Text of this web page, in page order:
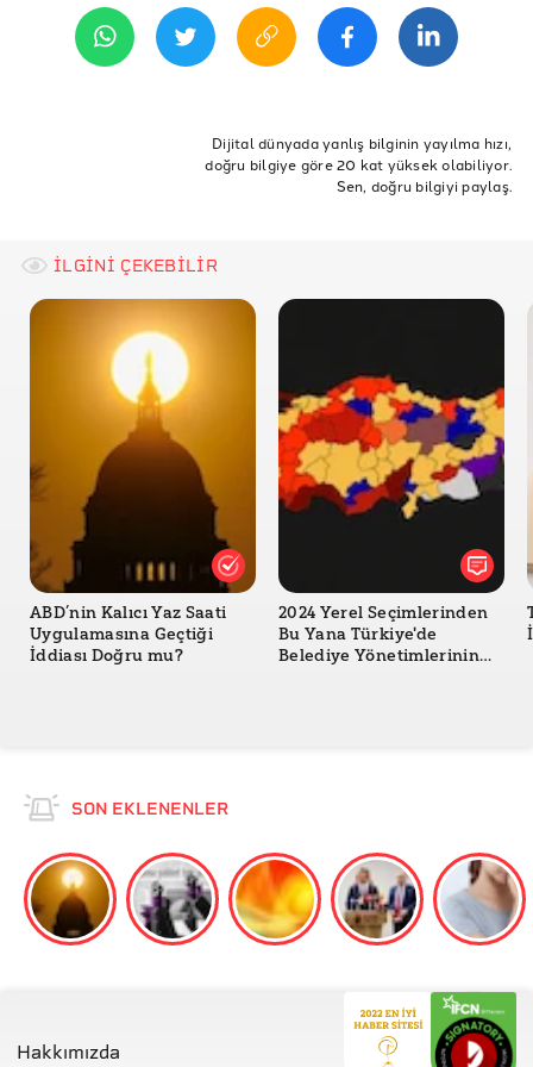
İddia Bağlantısı
Haribonun İçindekileri Anlatan Metin
Independent “Türk Lokumları”
Jelibon Türk lokumu
Dijital dünyada yanlış bilginin yayılma hızı,
doğru bilgiye göre 20 kat yüksek olabiliyor.
Sen, doğru bilgiyi paylaş.
İLGİNİ ÇEKEBİLİR
ABD’nin Kalıcı Yaz Saati
Uygulamasına Geçtiği
İddiası Doğru mu?
2024 Yerel Seçimlerinden
Bu Yana Türkiye'de
Belediye Yönetimlerinin
SON EKLENENLER
Hakkımızda